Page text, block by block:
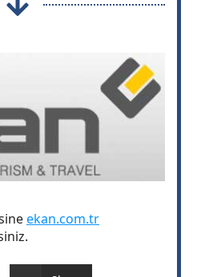
ekan.com.tr